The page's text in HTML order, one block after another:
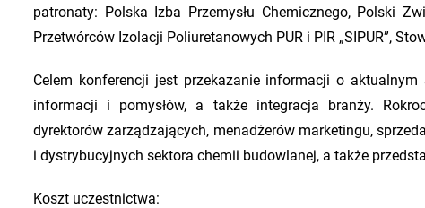
patronaty: Polska Izba Przemysłu Chemicznego, Polski
Przetwórców Izolacji Poliuretanowych PUR i PIR „SIPUR”,
Celem konferencji jest przekazanie informacji o
informacji i pomysłów, a także integracja branży.
dyrektorów zarządzających, menadżerów marketingu,
i dystrybucyjnych sektora chemii budowlanej, a także
Koszt uczestnictwa: